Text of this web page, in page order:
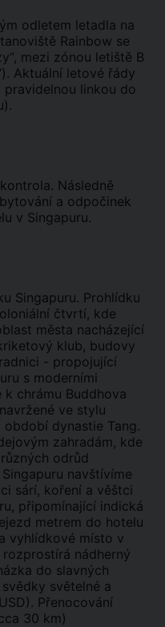
odletem letadla na
Rainbow se
mezi zónou letiště B
Aktuální letové řády
pravidelnou linkou do
Následně
a odpočinek
v Singapuru.
Singapuru. Prohlídku
čtvrtí, kde
města nacházející
klub, budovy
- propojující
s moderními
chrámu Buddhova
ve stylu
dynastie Tang.
zahradám, kde
odrůd
navštívíme
sárí, koření a věštci
připomínající indická
metrem do hotelu
vyhlídkové místo v
nádherný
do slavných
světelné a
Přenocování
30 km)